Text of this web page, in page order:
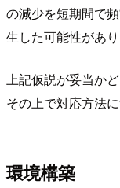
の減少を短期間で
生した可能性があり
上記仮説が妥当か
その上で対応方法
環境構築